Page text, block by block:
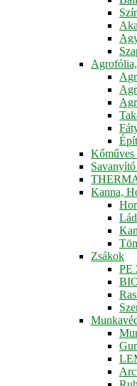
Kőműves
Kanna,
Zsákok
PE